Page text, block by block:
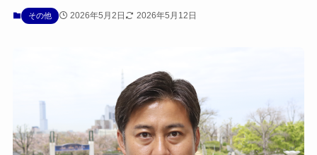
その他 2026年5月2日 2026年5月12日